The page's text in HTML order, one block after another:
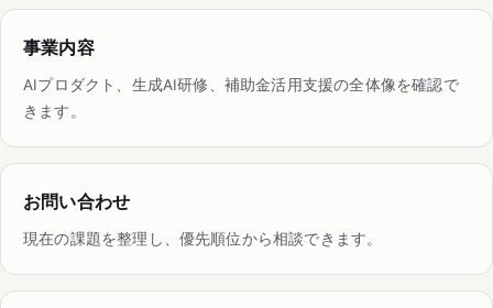
事業内容
AIプロダクト、生成AI研修、補助金活用支援の全体像を確認で
きます。
お問い合わせ
現在の課題を整理し、優先順位から相談できます。